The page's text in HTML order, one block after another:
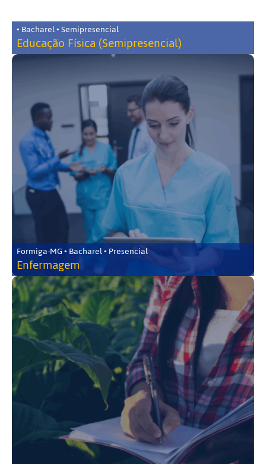
• Bacharel • Semipresencial
Educação Física (Semipresencial)
Formiga-MG • Bacharel • Presencial
Enfermagem